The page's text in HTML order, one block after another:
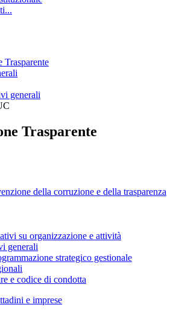
Trasparente
generali
Trasparente
della corruzione e della trasparenza
su organizzazione e attività
generali
strategico gestionale
e codice di condotta
e imprese